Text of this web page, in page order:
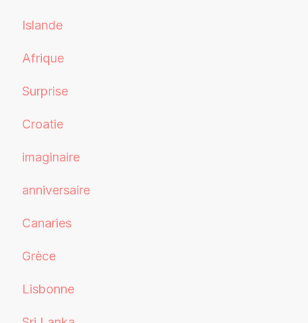
Islande
Afrique
Surprise
Croatie
imaginaire
anniversaire
Canaries
Grèce
Lisbonne